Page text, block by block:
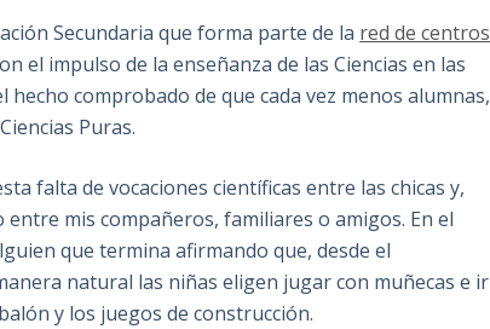
Secundaria que forma parte de la red de centros
el impulso de la enseñanza de las Ciencias en las
comprobado de que cada vez menos alumnas,
Puras.
falta de vocaciones científicas entre las chicas y,
mis compañeros, familiares o amigos. En el
que termina afirmando que, desde el
natural las niñas eligen jugar con muñecas e ir
y los juegos de construcción.